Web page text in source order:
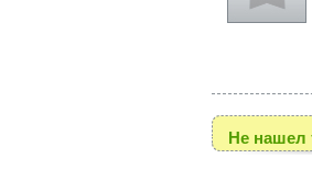
Не нашел